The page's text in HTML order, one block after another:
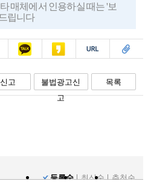
매체에서 인용하실 때는 '보
립니다
카톡 카스 복사 스크랩
신고
불법광고신
고
목록
등록순
최신순 추천순